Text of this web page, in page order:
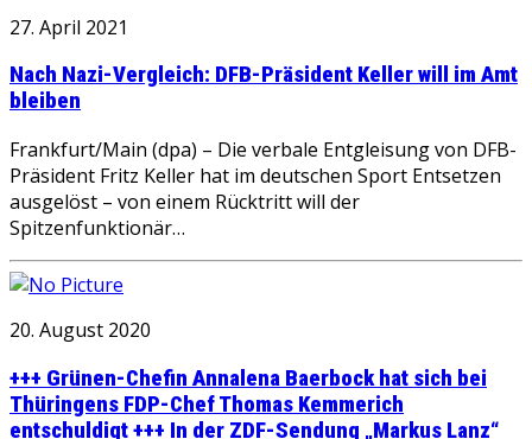
27. April 2021
Nach Nazi-Vergleich: DFB-Präsident Keller will im Amt
bleiben
Frankfurt/Main (dpa) – Die verbale Entgleisung von DFB-
Präsident Fritz Keller hat im deutschen Sport Entsetzen
ausgelöst – von einem Rücktritt will der
Spitzenfunktionär…
20. August 2020
+++ Grünen-Chefin Annalena Baerbock hat sich bei
Thüringens FDP-Chef Thomas Kemmerich
entschuldigt +++ In der ZDF-Sendung „Markus Lanz“